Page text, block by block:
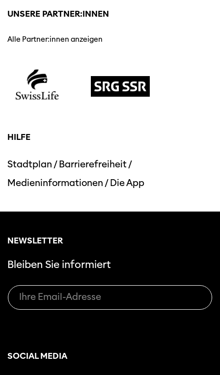
UNSERE PARTNER:INNEN
Alle Partner:innen anzeigen
HILFE
Stadtplan /Barrierefreiheit/
Medieninformationen /Die App
NEWSLETTER
Bleiben Sie informiert
SOCIAL MEDIA